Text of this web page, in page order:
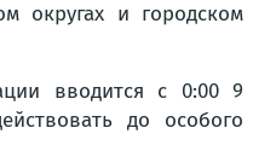
округах и городском
вводится с 0:00 9
до особого